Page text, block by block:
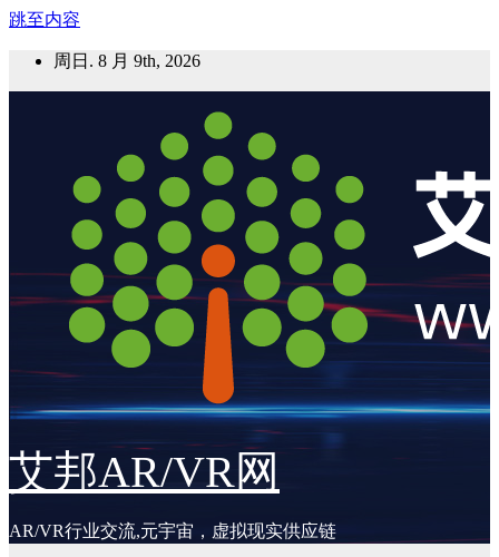
跳至内容
周日. 8 月 9th, 2026
艾邦AR/VR网
AR/VR行业交流,元宇宙，虚拟现实供应链